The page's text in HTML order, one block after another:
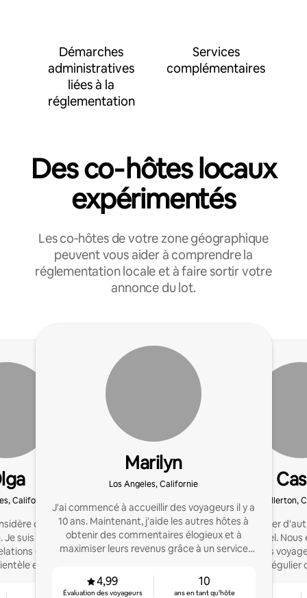
Démarches
administratives
liées à la
réglementation
Services
complémentaires
Des co‑hôtes locaux
expérimentés
Les co‑hôtes de votre zone géographique
peuvent vous aider à comprendre la
réglementation locale et à faire sortir votre
annonce du lot.
Californie
qu'aucune tâche
suis motivé par
et la prestation
exceptionnel.
Marilyn
Los Angeles, Californie
J'ai commencé à accueillir des voyageurs il y a
10 ans. Maintenant, j'aide les autres hôtes à
obtenir des commentaires élogieux et à
maximiser leurs revenus grâce à un service
4,99
Évaluation des voyageurs
10
ans en tant qu'hôte
Fullerton,
Nous aimons aider
leur potentiel. Nous
expériences
classement régulier